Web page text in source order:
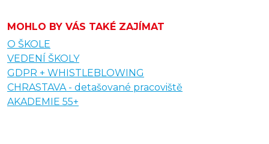
MOHLO BY VÁS TAKÉ ZAJÍMAT
O ŠKOLE
VEDENÍ ŠKOLY
GDPR + WHISTLEBLOWING
CHRASTAVA - detašované pracoviště
AKADEMIE 55+